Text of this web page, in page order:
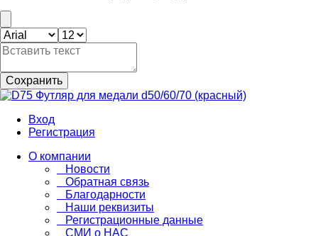
Сохранить
Вход
Регистрация
О компании
Новости
Обратная связь
Благодарности
Наши реквизиты
Регистрационные данные
СМИ о НАС